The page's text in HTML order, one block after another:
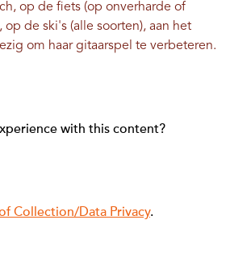
op de fiets (op onverharde of
op de ski's (alle soorten), aan het
om haar gitaarspel te verbeteren.